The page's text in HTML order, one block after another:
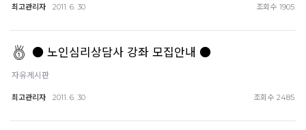
최고관리자 2011. 6. 30 조회수 1905
● 노인심리상담사 강좌 모집안내 ●
자유게시판
최고관리자 2011. 6. 30 조회수 2485